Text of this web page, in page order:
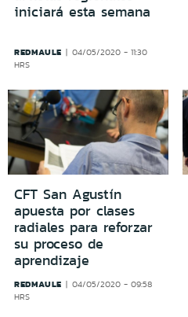
iniciará esta semana
REDMAULE
04/05/2020 - 11:30
HRS
CFT San Agustín
apuesta por clases
radiales para reforzar
su proceso de
aprendizaje
REDMAULE
04/05/2020 - 09:58
HRS